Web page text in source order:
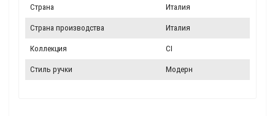
Страна Италия
Страна производства Италия
Коллекция CI
Стиль ручки Модерн